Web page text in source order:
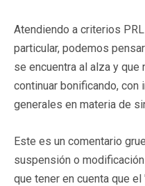
Atendiendo a criterios
particular, podemos
se encuentra al alza y
continuar bonificando, con
generales en materia de
Este es un comentario
suspensión o
que tener en cuenta que el